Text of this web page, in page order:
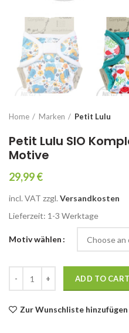
Home Marken Petit Lulu
Petit Lulu SIO
Motive
29,99€
incl. VAT zzgl. Versandkosten
Lieferzeit: 1-3 Werk­ta­ge
Motiv wählen
ADD TO CART
Zur Wunschliste hinzufügen